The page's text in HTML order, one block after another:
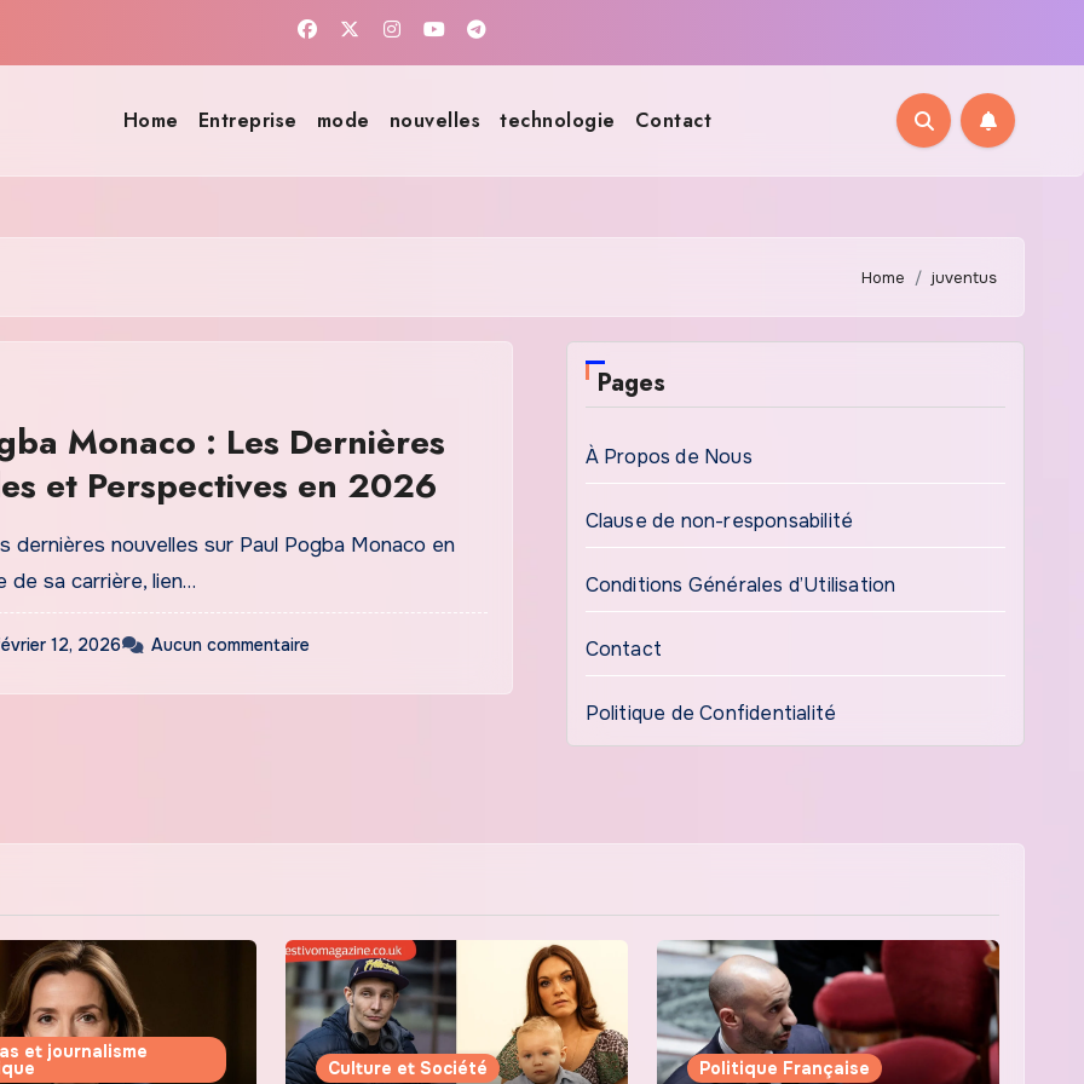
Home Entreprise mode nouvelles technologie Contact
Home juventus
Monaco : Les Dernières
et Perspectives en 2026
dernières nouvelles sur Paul Pogba Monaco en
de sa carrière, lien…
12, 2026 Aucun commentaire
Pages
À Propos de Nous
Clause de non-responsabilité
Conditions Générales d’Utilisation
Contact
Politique de Confidentialité
et journalisme
Culture et Société Politique Française